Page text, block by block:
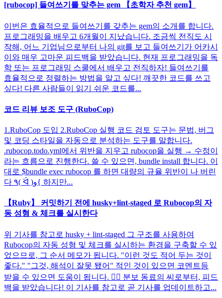
[rubocop] 들여쓰기를 맞추는 gem 【초학자 추천 gem】
이번은 효율적으로 들여쓰기를 갖추는 gem의 소개를 합니다.
프로그래밍을 배우고 6개월이 지났습니다. 조금씩 전직도 시
작해, 어느 기업님으로부터 나의 git를 보고 들여쓰기가 어카시
이와 매우 고마운 피드백을 받았습니다. 현재 프로그래밍을 독
학 또는 프로그래밍 스쿨에서 배우고 전직하자! 들여쓰기를
효율적으로 정렬하는 방법을 알고 싶다! 깨끗한 코드를 쓰고
싶다! 다른 사람들이 읽기 쉬운 코드를...
코드 리뷰 보조 도구 (RuboCop)
1.RuboCop 도입 2.RuboCop 실행 코드 검토 도구는 문법, 버그
및 코딩 스타일을 자동으로 분석하는 도구를 말합니다.
.rubocop.todo.yml에서 위반을 지우고 rubocop을 실행 → 수정이
라는 흐름으로 진행한다. 쓸 수 있으면, bundle install 합니다. 이
대로 $bundle exec rubocop 를 하면 대량의 규율 위반이 나 버린
다 ٩( ᐛ )و{ 하지만...
【Ruby】 커밋하기 전에 husky+lint-staged 로 Rubocop의 자
동 성형 & 체크를 실시한다
위 기사를 참고로 husky + lint-staged 그 구조를 사용하여
Rubocop의 자동 성형 및 체크를 실시하는 환경을 구축할 수 있
었으므로, 그 순서 메모가 됩니다. "이런 것도 적어 두는 것이
좋다." "그것, 해석이 잘못 됐어" 적인 것이 있으면 코멘트등
받을 수 있으면 도움이 됩니다. 🙇‍♂️ 분보 동료의 씨로부터, 피드
백을 받았습니다! 이 기사를 참고로 곧 기사를 업데이트하고...